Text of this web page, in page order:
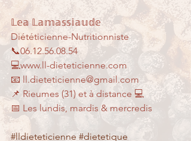
𝕃𝕖𝕒 𝕃𝕒𝕞𝕒𝕤𝕤𝕚𝕒𝕦𝕕𝕖
Diététicienne-Nutritionniste
📞06.12.56.08.54
💻www.ll-dieteticienne.com
📧 ll.dieteticienne@gmail.com
📌 Rieumes (31) et à distance 💻
📅 Les lundis, mardis & mercredis
#lldieteticienne #dietetique